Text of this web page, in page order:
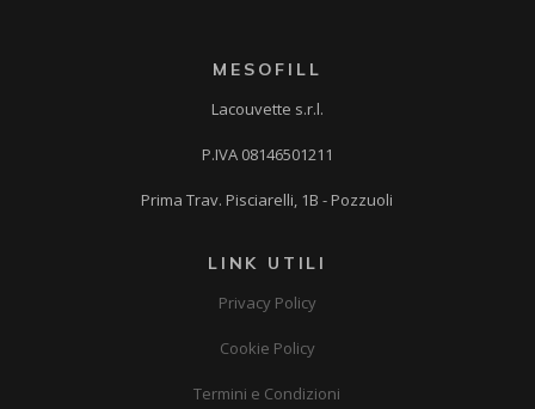
MESOFILL
Lacouvette s.r.l.
P.IVA 08146501211
Prima Trav. Pisciarelli, 1B - Pozzuoli
LINK UTILI
Privacy Policy
Cookie Policy
Termini e Condizioni